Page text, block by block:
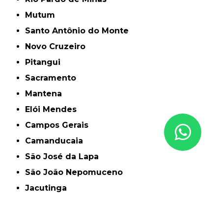
Mutum
Santo Antônio do Monte
Novo Cruzeiro
Pitangui
Sacramento
Mantena
Elói Mendes
Campos Gerais
Camanducaia
São José da Lapa
São João Nepomuceno
Jacutinga